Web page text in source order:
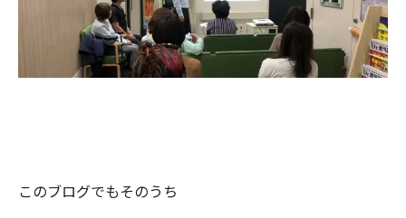
このブログでもそのうち